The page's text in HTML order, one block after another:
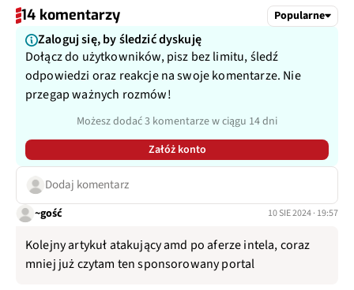
14 komentarzy Popularne
Zaloguj się, by śledzić dyskuję
Dołącz do użytkowników, pisz bez limitu, śledź
odpowiedzi oraz reakcje na swoje komentarze. Nie
przegap ważnych rozmów!
Możesz dodać 3 komentarze w ciągu 14 dni
Załóż konto
Dodaj komentarz
~gość 10 SIE 2024 · 19:57
Kolejny artykuł atakujący amd po aferze intela, coraz
mniej już czytam ten sponsorowany portal